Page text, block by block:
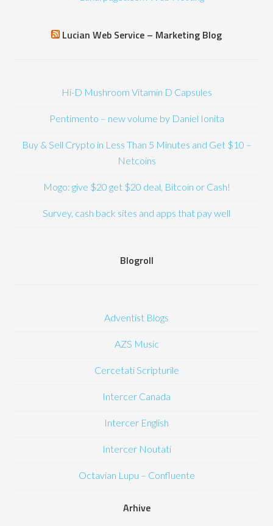
Lucian Web Service – Marketing Blog
Hi-D Mushroom Vitamin D Capsules
Pentimento – new volume by Daniel Ionita
Buy & Sell Crypto in Less Than 5 Minutes and Get $10 –
Netcoins
Mogo: give $20 get $20 deal, Bitcoin or Cash!
Survey, cash back sites and apps that pay well
Blogroll
Adventist Blogs
AZS Music
Cercetati Scripturile
Intercer Canada
Intercer English
Intercer Noutati
Octavian Lupu – Confluente
Arhive